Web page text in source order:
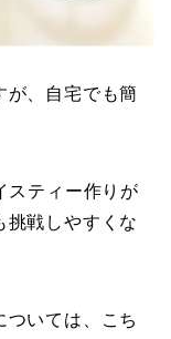
が、自宅でも簡
スティー作りが
挑戦しやすくな
ついては、こち